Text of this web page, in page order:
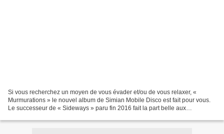
Si vous recherchez un moyen de vous évader et/ou de vous relaxer, «
Murmurations » le nouvel album de Simian Mobile Disco est fait pour vous.
Le successeur de « Sideways » paru fin 2016 fait la part belle aux